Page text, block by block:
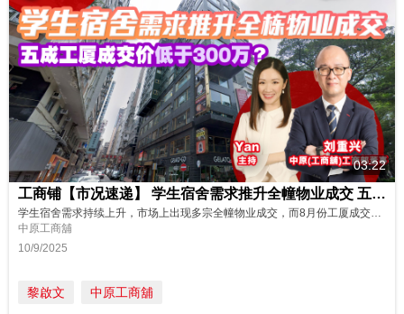
03:22
工商铺【市况速递】 学生宿舍需求推升全幢物业成交 五成工厦成交价低于300万？ 8月份工商铺数据
学生宿舍需求持续上升，市场上出现多宗全幢物业成交，而8月份工厦成交金额仅约6亿元，原来有5成工厦成交价低于300万元，立即看看最新分析及展望！ 主持: Yan
中原工商舖
10/9/2025
黎啟文 中原工商舖